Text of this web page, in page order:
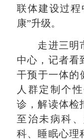
联体建设过程
康”升级。
走进三明市
中心，记者看
干预于一体
人群定制个
诊，解读体检
至治未病科
科、睡眠心理